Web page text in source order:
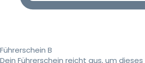
Führerschein B
Dein Führerschein reicht aus, um